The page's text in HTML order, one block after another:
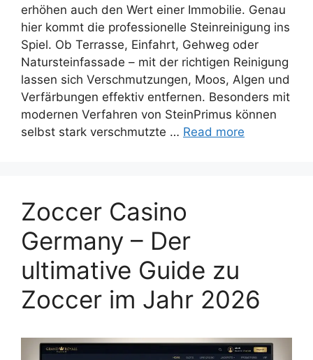
erhöhen auch den Wert einer Immobilie. Genau
hier kommt die professionelle Steinreinigung ins
Spiel. Ob Terrasse, Einfahrt, Gehweg oder
Natursteinfassade – mit der richtigen Reinigung
lassen sich Verschmutzungen, Moos, Algen und
Verfärbungen effektiv entfernen. Besonders mit
modernen Verfahren von SteinPrimus können
selbst stark verschmutzte … Read more
Zoccer Casino
Germany – Der
ultimative Guide zu
Zoccer im Jahr 2026